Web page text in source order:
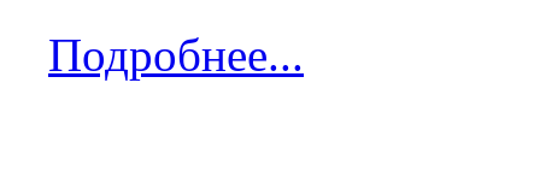
Подробнее...